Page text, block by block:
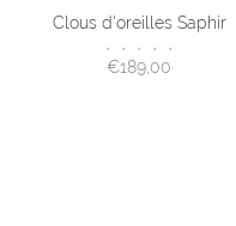
Clous d'oreilles Saphir
• • • • •
€189,00